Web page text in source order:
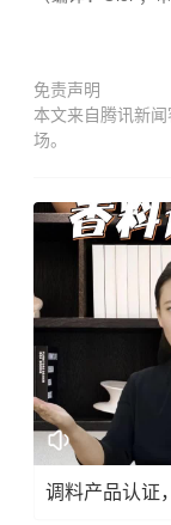
免责声明
本文来自腾讯新
场。
调料产品认证